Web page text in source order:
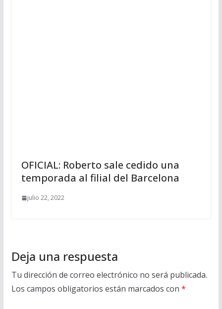
OFICIAL: Roberto sale cedido una
temporada al filial del Barcelona
julio 22, 2022
Deja una respuesta
Tu dirección de correo electrónico no será publicada.
Los campos obligatorios están marcados con *